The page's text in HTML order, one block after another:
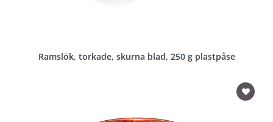
Ramslök, torkade, skurna blad, 250 g plastpåse